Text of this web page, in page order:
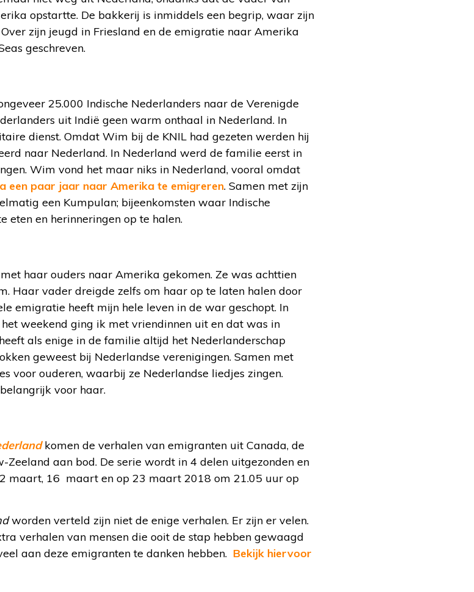
opstartte. De bakkerij is inmiddels een begrip, waar zijn
zijn jeugd in Friesland en de emigratie naar Amerika
geschreven.
25.000 Indische Nederlanders naar de Verenigde
uit Indië geen warm onthaal in Nederland. In
dienst. Omdat Wim bij de KNIL had gezeten werden hij
naar Nederland. In Nederland werd de familie eerst in
Wim vond het maar niks in Nederland, vooral omdat
een paar jaar naar Amerika te emigreren. Samen met zijn
een Kumpulan; bijeenkomsten waar Indische
eten en herinneringen op te halen.
haar ouders naar Amerika gekomen. Ze was achttien
Haar vader dreigde zelfs om haar op te laten halen door
emigratie heeft mijn hele leven in de war geschopt. In
weekend ging ik met vriendinnen uit en dat was in
als enige in de familie altijd het Nederlanderschap
geweest bij Nederlandse verenigingen. Samen met
voor ouderen, waarbij ze Nederlandse liedjes zingen.
voor haar.
komen de verhalen van emigranten uit Canada, de
Zeeland aan bod. De serie wordt in 4 delen uitgezonden en
maart, 16 maart en op 23 maart 2018 om 21.05 uur op
worden verteld zijn niet de enige verhalen. Er zijn er velen.
verhalen van mensen die ooit de stap hebben gewaagd
aan deze emigranten te danken hebben. Bekijk hiervoor